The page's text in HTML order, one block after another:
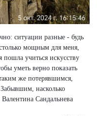
ситуации разные - будь
мощным для меня,
пошла учиться искусству
уметь верно показать
же потерявшимся,
насколько
Сандальнева